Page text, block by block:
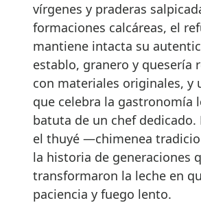
vírgenes y praderas
formaciones calcáreas, el
mantiene intacta su
establo, granero y quesería
con materiales originales, y
que celebra la gastronomía
batuta de un chef dedicado.
el thuyé —chimenea
la historia de generaciones
transformaron la leche en
paciencia y fuego lento.